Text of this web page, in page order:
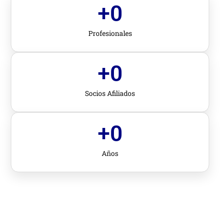
Profesionales
+0
Socios Afiliados
+0
Años
+0